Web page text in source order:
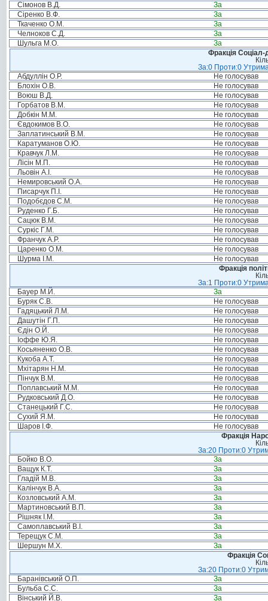
Сімонов В.Д.
За
Сіренко В.Ф.
За
Ткаченко О.М.
За
Челноков С.Д.
За
Шульга М.О.
За
Фракція Соціал-
За:0 Проти:0
Абдуллін О.Р.
Не голосував
Блохін О.В.
Не голосував
Воюш В.Д.
Не голосував
Горбатов В.М.
Не голосував
Добкін М.М.
Не голосував
Євдокимов В.О.
Не голосував
Заплатинський В.М.
Не голосував
Каратуманов О.Ю.
Не голосував
Кравчук Л.М.
Не голосував
Лісін М.П.
Не голосував
Льовін А.І.
Не голосував
Немировський О.А.
Не голосував
Писарчук П.І.
Не голосував
Подобєдов С.М.
Не голосував
Руденко Г.Б.
Не голосував
Сацюк В.М.
Не голосував
Суркіс Г.М.
Не голосував
Франчук А.Р.
Не голосував
Царенко О.М.
Не голосував
Шурма І.М.
Не голосував
Фракція
За:1 Проти:0
Бауер М.Й.
За
Буряк С.В.
Не голосував
Гадяцький Л.М.
Не голосував
Дашутін Г.П.
Не голосував
Єдін О.Й.
Не голосував
Іоффе Ю.Я.
Не голосував
Косьяненко О.В.
Не голосував
Кукоба А.Т.
Не голосував
Мхітарян Н.М.
Не голосував
Пінчук В.М.
Не голосував
Поплавський М.М.
Не голосував
Рудковський Д.О.
Не голосував
Станецький Г.С.
Не голосував
Сухий Я.М.
Не голосував
Шаров І.Ф.
Не голосував
Фракція
За:20 Проти:0
Бойко В.О.
За
Ващук К.Т.
За
Гладій М.В.
За
Калінчук В.А.
За
Козловський А.М.
За
Мартиновський В.П.
За
Рішняк І.М.
За
Самоплавський В.І.
За
Терещук С.М.
За
Шершун М.Х.
За
Фракція
За:20 Проти:0
Баранівський О.П.
За
Бульба С.С.
За
Вінський Й.В.
За